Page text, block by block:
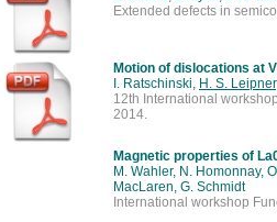
Extended defects in
Motion of dislocations at
I. Ratschinski, H. S. Leipner
12th International
2014.
Magnetic properties of
M. Wahler, N. Homonnay,
MacLaren, G. Schmidt
International workshop